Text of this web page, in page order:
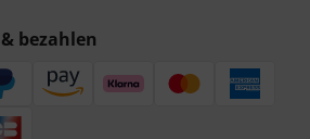
bezahlen